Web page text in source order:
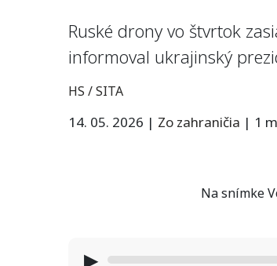
Ruské drony vo štvrtok
informoval ukrajinský
HS / SITA
14. 05. 2026 | Zo zahraničia | 1
Na snímke
▶